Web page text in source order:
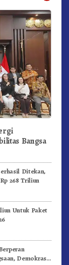
Bangsa
Ditekan,
268 Triliun
Untuk Paket
Demokrasi,